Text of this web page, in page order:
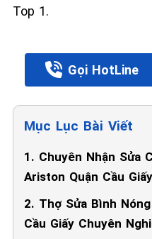
Top 1.
Gọi HotLine
Mục Lục Bài Viết
1. Chuyên Nhận Sửa
Ariston Quận Cầu
2. Thợ Sửa Bình
Cầu Giấy Chuyên